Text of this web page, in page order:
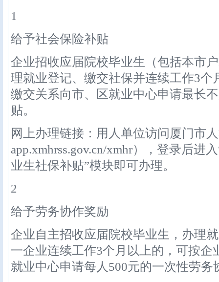
1
给予社会保险补贴
企业招收应届院校毕业生（包括本市
理就业登记、缴交社保并连续工作3个
缴交关系向市、区就业中心申请最长
贴。
网上办理链接：用人单位访问厦门市
app.xmhrss.gov.cn/xmhr），登录后进
业生社保补贴”模块即可办理。
2
给予劳务协作奖励
企业自主招收应届院校毕业生，办理
一企业连续工作3个月以上的，可按企
就业中心申请每人500元的一次性劳务